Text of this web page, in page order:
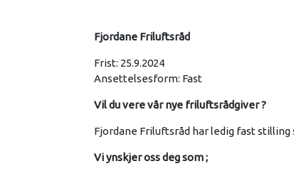
Fjordane Friluftsråd
Frist: 25.9.2024
Ansettelsesform: Fast
Vil du vere vår nye friluftsrådgiver ?
Fjordane Friluftsråd har ledig fast
Vi ynskjer oss deg som ;